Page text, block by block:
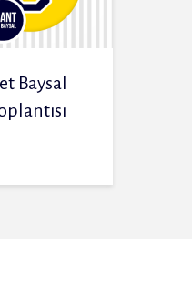
Baysal